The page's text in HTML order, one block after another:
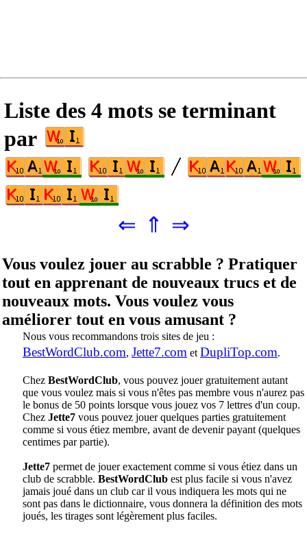
Liste des 4 mots se terminant
par
⇐ ⇑ ⇒
Vous voulez jouer au scrabble ? Pratiquer
tout en apprenant de nouveaux trucs et de
nouveaux mots. Vous voulez vous
améliorer tout en vous amusant ?
Nous vous recommandons trois sites de jeu :
BestWordClub.com, Jette7.com et DupliTop.com.
Chez BestWordClub, vous pouvez jouer gratuitement autant
que vous voulez mais si vous n'êtes pas membre vous n'aurez pas
le bonus de 50 points lorsque vous jouez vos 7 lettres d'un coup.
Chez Jette7 vous pouvez jouer quelques parties gratuitement
comme si vous étiez membre, avant de devenir payant (quelques
centimes par partie).
Jette7 permet de jouer exactement comme si vous étiez dans un
club de scrabble. BestWordClub est plus facile si vous n'avez
jamais joué dans un club car il vous indiquera les mots qui ne
sont pas dans le dictionnaire, vous donnera la définition des mots
joués, les tirages sont légèrement plus faciles.